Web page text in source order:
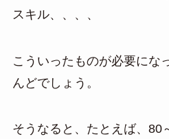
スキル、、、、
こういったものが必要にな
んどでしょう。
そうなると、たとえば、80